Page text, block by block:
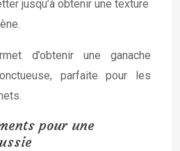
jusqu’à obtenir une texture
d’obtenir une ganache
parfaite pour les
pour une